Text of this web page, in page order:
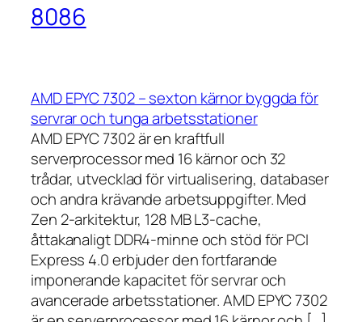
8086
AMD EPYC 7302 – sexton kärnor byggda för
servrar och tunga arbetsstationer
AMD EPYC 7302 är en kraftfull
serverprocessor med 16 kärnor och 32
trådar, utvecklad för virtualisering, databaser
och andra krävande arbetsuppgifter. Med
Zen 2-arkitektur, 128 MB L3-cache,
åttakanaligt DDR4-minne och stöd för PCI
Express 4.0 erbjuder den fortfarande
imponerande kapacitet för servrar och
avancerade arbetsstationer. AMD EPYC 7302